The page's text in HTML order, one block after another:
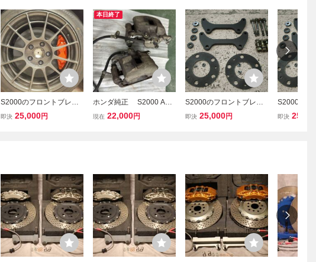
S2000のフロントブレー
キ ４POT化 322ｍｍ
即決 25,000円
本日終了
ホンダ純正 S2000 AP2
フロントキャリパー ロ
現在 22,000円
S2000のフロントブレー
キ ４POT化 322ｍｍ
即決 25,000円
S2000のフ
キ ４POT
即決